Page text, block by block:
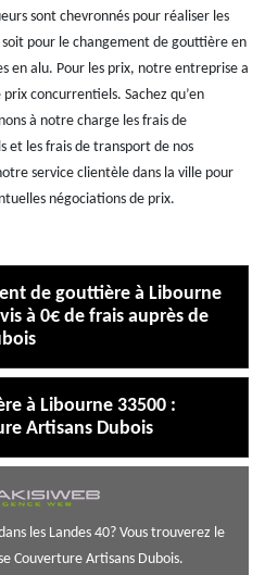
sont chevronnés pour réaliser les
pour le changement de gouttière en
en alu. Pour les prix, notre entreprise a
concurrentiels. Sachez qu’en
à notre charge les frais de
et les frais de transport de nos
service clientèle dans la ville pour
négociations de prix.
de gouttière à Libourne
à 0€ de frais auprès de
à Libourne 33500 :
Artisans Dubois
les Landes 40? Vous trouverez le
Couverture Artisans Dubois.